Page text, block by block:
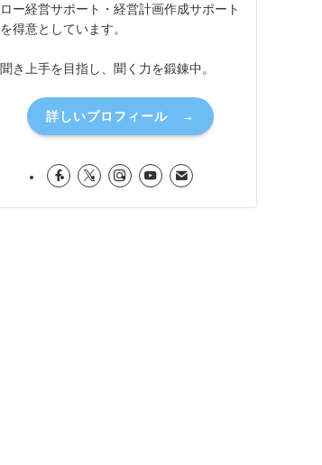
ロー経営サポート・経営計画作成サポート
を得意としています。
聞き上手を目指し、聞く力を鍛錬中。
詳しいプロフィール →